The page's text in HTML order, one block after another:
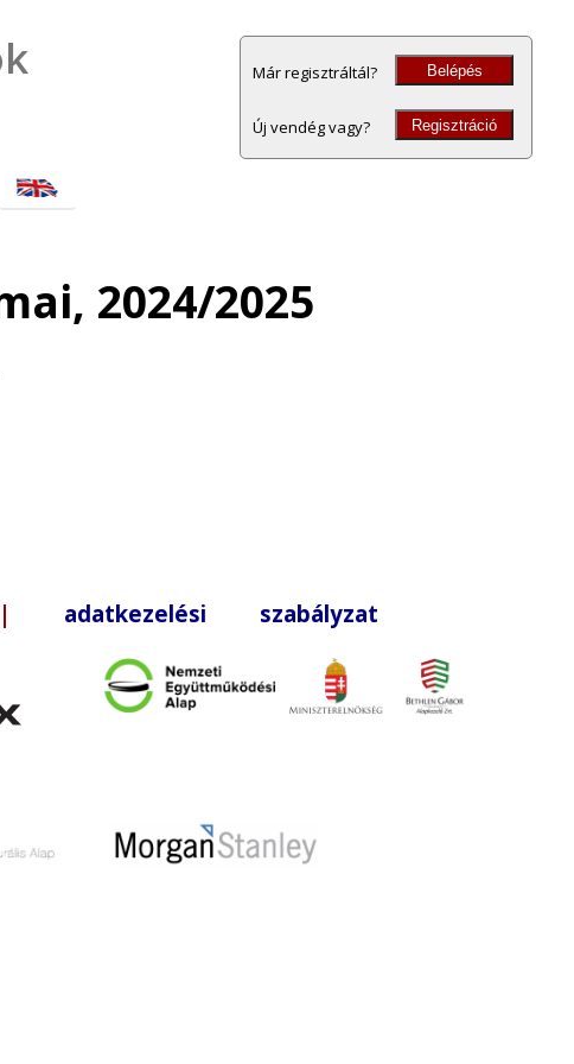
Már regisztráltál? Belépés
Új vendég vagy? Regisztráció
2024/2025
adatkezelési szabályzat